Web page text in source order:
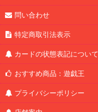
問い合わせ
特定商取引法表示
カードの状態表記について
おすすめ商品：遊戯王
プライバシーポリシー